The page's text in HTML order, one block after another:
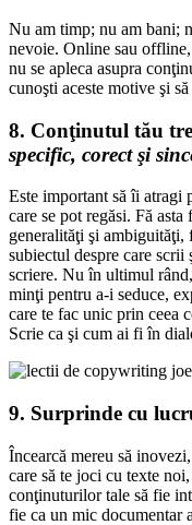
Nu am timp; nu am bani;
nevoie. Online sau
nu se apleca asupra
cunoşti aceste motive şi
8. Conţinutul tău
specific, corect şi
Este important să îi atragi
care se pot regăsi. Fă
generalităţi şi ambiguităţi,
subiectul despre care scrii
scriere. Nu în ultimul
minţi pentru a-i seduce,
care te fac unic prin ceea
Scrie ca şi cum ai fi în
9. Surprinde cu
Încearcă mereu să
care să te joci cu texte
conţinuturilor tale să fie
fie ca un mic documentar